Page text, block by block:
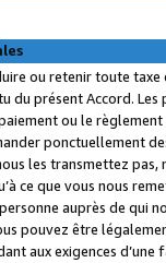
ou retenir toute
du présent Accord.
ou le
ponctuellement
les transmettez
ce que vous nous
auprès de qui
pouvez être
aux exigences